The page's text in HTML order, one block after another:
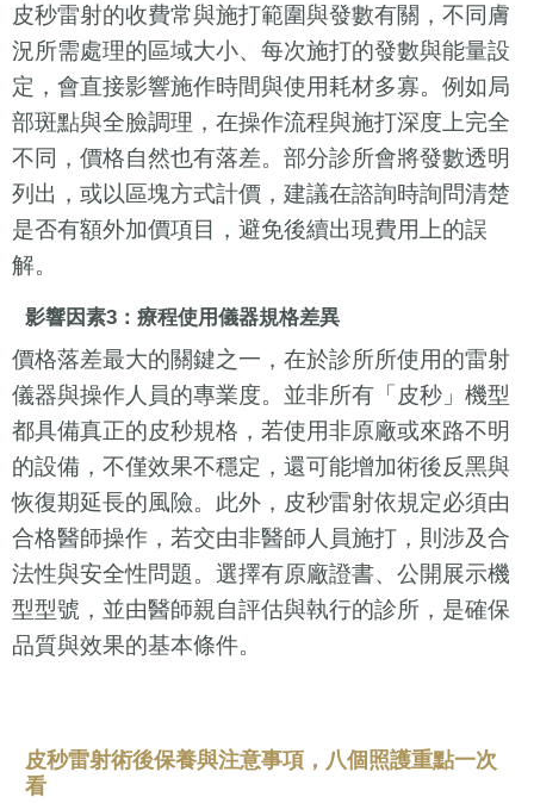
皮秒雷射的收費常與施打範圍與發數有關，不同膚
況所需處理的區域大小、每次施打的發數與能量設
定，會直接影響施作時間與使用耗材多寡。例如局
部斑點與全臉調理，在操作流程與施打深度上完全
不同，價格自然也有落差。部分診所會將發數透明
列出，或以區塊方式計價，建議在諮詢時詢問清楚
是否有額外加價項目，避免後續出現費用上的誤
解。
影響因素3：療程使用儀器規格差異
價格落差最大的關鍵之一，在於診所所使用的雷射
儀器與操作人員的專業度。並非所有「皮秒」機型
都具備真正的皮秒規格，若使用非原廠或來路不明
的設備，不僅效果不穩定，還可能增加術後反黑與
恢復期延長的風險。此外，皮秒雷射依規定必須由
合格醫師操作，若交由非醫師人員施打，則涉及合
法性與安全性問題。選擇有原廠證書、公開展示機
型型號，並由醫師親自評估與執行的診所，是確保
品質與效果的基本條件。
皮秒雷射術後保養與注意事項，八個照護重點一次
看